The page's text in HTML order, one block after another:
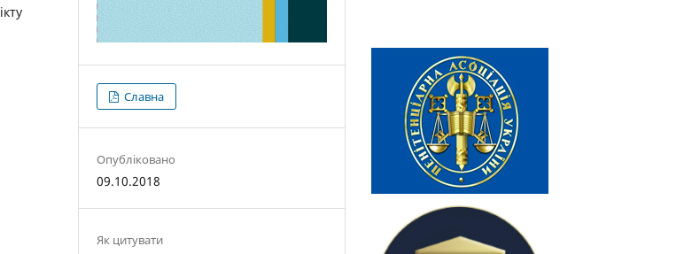
Славна
Опубліковано
09.10.2018
Як цитувати